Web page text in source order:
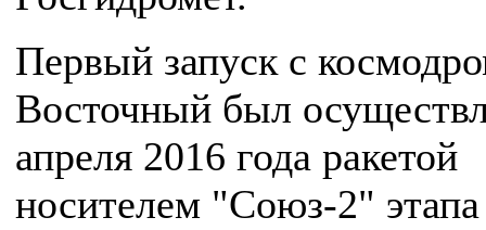
Первый запуск с
Восточный был
апреля 2016 года ракетой
носителем "Союз-2"